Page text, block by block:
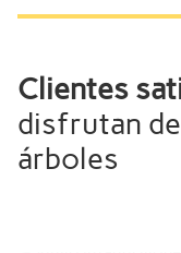
Clientes
disfrutan
árboles